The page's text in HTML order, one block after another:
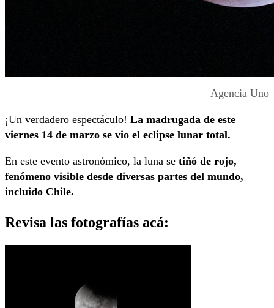
Agencia Uno
¡Un verdadero espectáculo! La madrugada de este
viernes 14 de marzo se vio el eclipse lunar total.
En este evento astronómico, la luna se tiñó de rojo,
fenómeno visible desde diversas partes del mundo,
incluido Chile.
Revisa las fotografías acá: